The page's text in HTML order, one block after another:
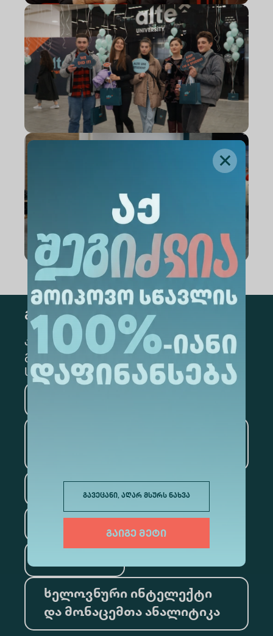
გავეცანი, აღარ მსურს ნახვა
გაიგე მეტი
გამოწერა
კონკრეტული მიმართულების
გამოსაწერად, მონიშნეთ შესაბამისი
სექცია
ხელოვნური ინტელექტი
და მონაცემთა ანალიტიკა